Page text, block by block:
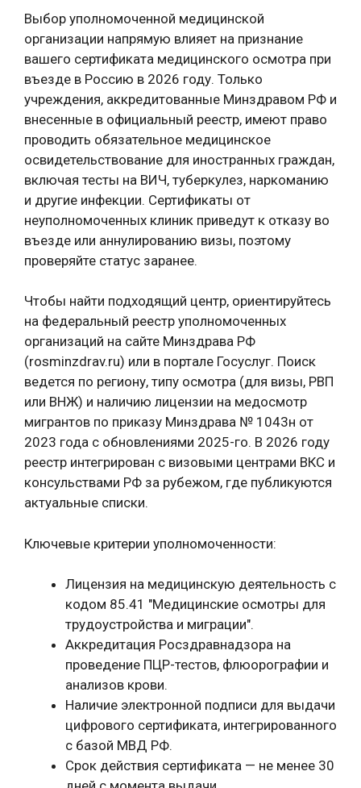
Выбор уполномоченной медицинской
организации напрямую влияет на признание
вашего сертификата медицинского осмотра при
въезде в Россию в 2026 году. Только
учреждения, аккредитованные Минздравом РФ и
внесенные в официальный реестр, имеют право
проводить обязательное медицинское
освидетельствование для иностранных граждан,
включая тесты на ВИЧ, туберкулез, наркоманию
и другие инфекции. Сертификаты от
неуполномоченных клиник приведут к отказу во
въезде или аннулированию визы, поэтому
проверяйте статус заранее.
Чтобы найти подходящий центр, ориентируйтесь
на федеральный реестр уполномоченных
организаций на сайте Минздрава РФ
(rosminzdrav.ru) или в портале Госуслуг. Поиск
ведется по региону, типу осмотра (для визы, РВП
или ВНЖ) и наличию лицензии на медосмотр
мигрантов по приказу Минздрава № 1043н от
2023 года с обновлениями 2025-го. В 2026 году
реестр интегрирован с визовыми центрами ВКС и
консульствами РФ за рубежом, где публикуются
актуальные списки.
Ключевые критерии уполномоченности:
Лицензия на медицинскую деятельность с
кодом 85.41 "Медицинские осмотры для
трудоустройства и миграции".
Аккредитация Росздравнадзора на
проведение ПЦР-тестов, флюорографии и
анализов крови.
Наличие электронной подписи для выдачи
цифрового сертификата, интегрированного
с базой МВД РФ.
Срок действия сертификата — не менее 30